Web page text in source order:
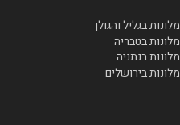
מלונות בגליל והגולן
מלונות בטבריה
מלונות בנתניה
מלונות בירושלים